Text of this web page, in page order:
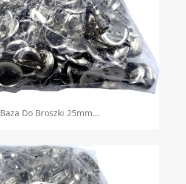
Baza Do Broszki 25mm...